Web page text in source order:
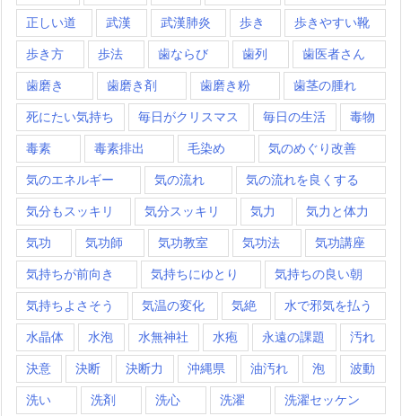
正しい道 武漢 武漢肺炎 歩き 歩きやすい靴
歩き方 歩法 歯ならび 歯列 歯医者さん
歯磨き 歯磨き剤 歯磨き粉 歯茎の腫れ
死にたい気持ち 毎日がクリスマス 毎日の生活 毒物
毒素 毒素排出 毛染め 気のめぐり改善
気のエネルギー 気の流れ 気の流れを良くする
気分もスッキリ 気分スッキリ 気力 気力と体力
気功 気功師 気功教室 気功法 気功講座
気持ちが前向き 気持ちにゆとり 気持ちの良い朝
気持ちよさそう 気温の変化 気絶 水で邪気を払う
水晶体 水泡 水無神社 水疱 永遠の課題 汚れ
決意 決断 決断力 沖縄県 油汚れ 泡 波動
洗い 洗剤 洗心 洗濯 洗濯セッケン